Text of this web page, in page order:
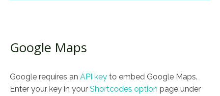
Google Maps
Google requires an API key to embed Google Maps.
Enter your key in your Shortcodes option page under